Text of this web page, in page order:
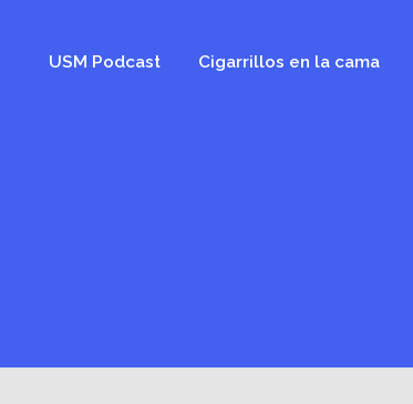
USM Podcast Cigarrillos en la cama